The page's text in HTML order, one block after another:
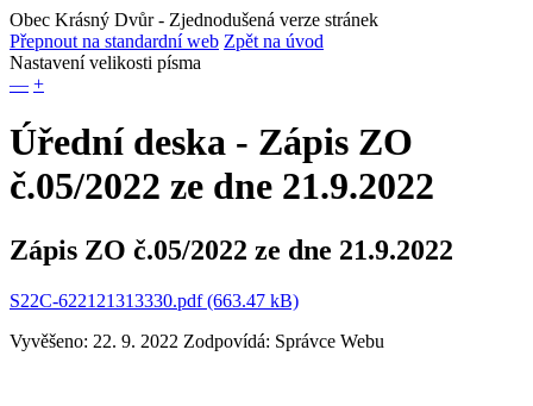
Obec Krásný Dvůr- Zjednodušená verze stránek
Přepnout na standardní web Zpět na úvod
Nastavení velikosti písma
— +
Úřední deska - Zápis ZO
č.05/2022 ze dne 21.9.2022
Zápis ZO č.05/2022 ze dne 21.9.2022
S22C-622121313330.pdf (663.47 kB)
Vyvěšeno: 22. 9. 2022 Zodpovídá: Správce Webu